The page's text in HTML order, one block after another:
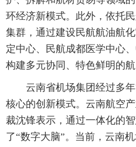
环经济新模式。此外，依托
集群，通过建设民航航油航
定中心、民航成都医学中心
构建多元协同、特色鲜明的航
云南省机场集团经过多
核心的创新模式。云南航空
裁沈锋表示，通过一体化的
了“数字大脑”。当前，云南